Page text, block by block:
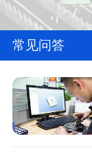
常见问答